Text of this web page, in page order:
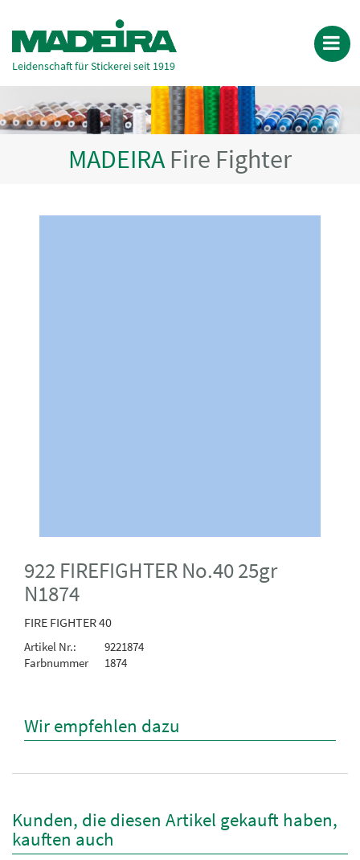
Leidenschaft für Stickerei seit 1919
MADEIRA Fire Fighter
922 FIREFIGHTER No.40 25gr
N1874
FIRE FIGHTER 40
Artikel Nr.:
9221874
Farbnummer
1874
Wir empfehlen dazu
Kunden, die diesen Artikel gekauft haben,
kauften auch